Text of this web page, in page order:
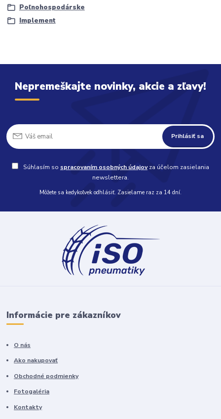
Poľnohospodárske
Implement
Nepremeškajte novinky, akcie a zľavy!
Prihlásiť sa
Súhlasím so spracovaním osobných údajovza účelom zasielania
newslettera.
Môžete sa kedykoľvek odhlásiť. Zasielame raz za 14 dní.
Informácie pre zákazníkov
O nás
Ako nakupovať
Obchodné podmienky
Fotogaléria
Kontakty